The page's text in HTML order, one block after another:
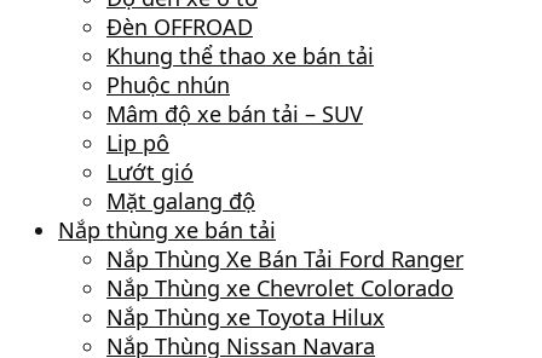
Đèn OFFROAD
Khung thể thao xe bán tải
Phuộc nhún
Mâm độ xe bán tải – SUV
Lip pô
Lướt gió
Mặt galang độ
Nắp thùng xe bán tải
Nắp Thùng Xe Bán Tải Ford Ranger
Nắp Thùng xe Chevrolet Colorado
Nắp Thùng xe Toyota Hilux
Nắp Thùng Nissan Navara